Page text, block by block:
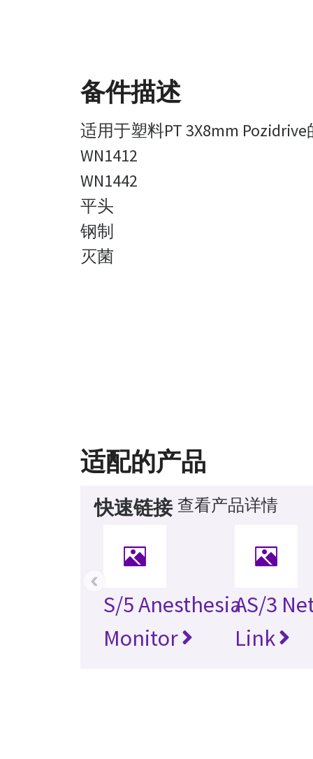
备件描述
适用于塑料PT 3X8mm
WN1412
WN1442
平头
钢制
灭菌
适配的产品
快速链接 查看产品详情
S/5 Anesthesia
Monitor
AS/3
Link
‹